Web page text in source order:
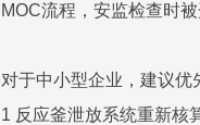
MOC流程，安监检查时被
对于中小型企业，建议优
1 反应釜泄放系统重新核